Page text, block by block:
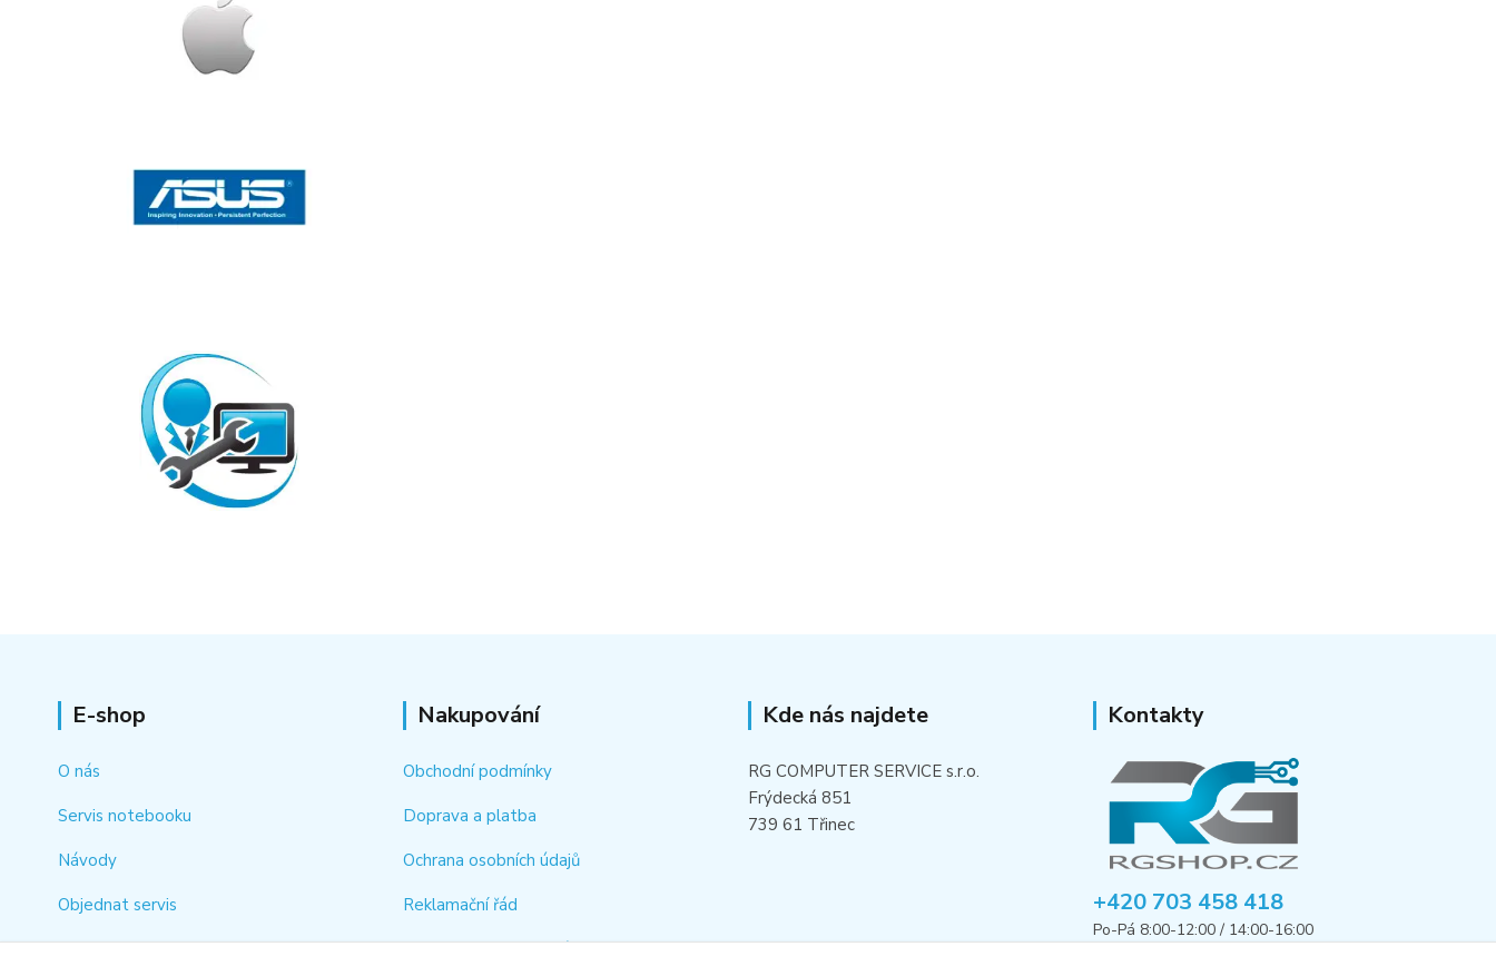
E-shop
O nás
Servis notebooku
Návody
Objednat servis
Kontakt
Nakupování
Obchodní podmínky
Doprava a platba
Ochrana osobních údajů
Reklamační řád
Jak rychle vyhledat náhradní díl
Kde nás najdete
RG COMPUTER SERVICE s.r.o.
Frýdecká 851
739 61 Třinec
Kontakty
+420 703 458 418
Po-Pá 8:00-12:00 / 14:00-16:00